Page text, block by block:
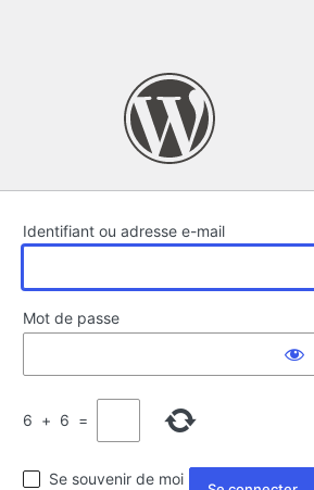
Identifiant ou adresse e-mail
Mot de passe
6 + 6 =
Se souvenir de moi